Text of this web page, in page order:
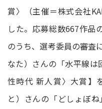
賞〉（主催＝株式会社
した。応募総数667作品
のうち、選考委員の審査
なた）さんの「水平線
性時代 新人賞〉大賞】
と）さんの「どしょぼ